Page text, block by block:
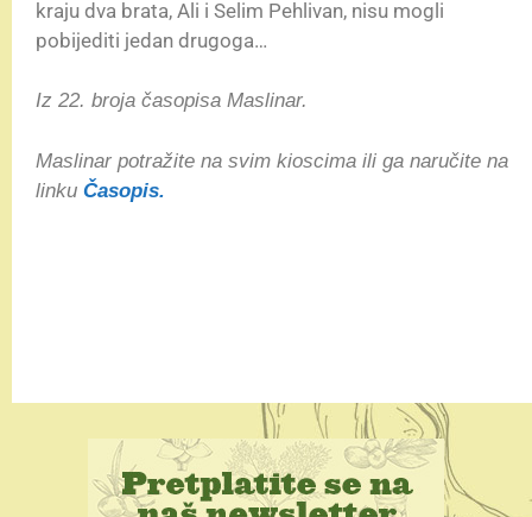
kraju dva brata, Ali i Selim Pehlivan, nisu mogli
pobijediti jedan drugoga…
Iz 22. broja časopisa Maslinar.
Maslinar potražite na svim kioscima ili ga naručite na
linku Časopis.